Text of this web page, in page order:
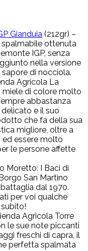
Gianduia (212gr) –
spalmabile ottenuta
IGP, senza
nella versione
sapore di nocciola.
Agricola La
miele di colore molto
abbastanza
e il suo
che fa della sua
migliore, oltre a
ed essere molto
le persone affette
Moretto: I Baci di
San Martino
dal 1970.
per voi qualche
Agricola Torre
le sue note piccanti
freschi di capra, il
perfetta spalmata